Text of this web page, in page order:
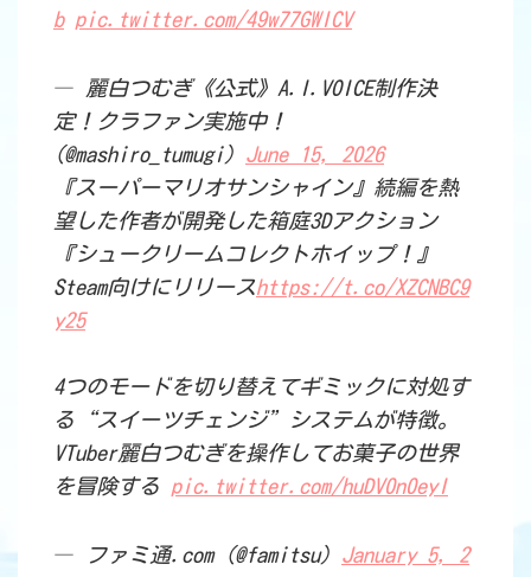
b pic.twitter.com/49w77GWICV
— 麗白つむぎ《公式》A.I.VOICE制作決
定！クラファン実施中！
(@mashiro_tumugi) June 15, 2026
『スーパーマリオサンシャイン』続編を熱
望した作者が開発した箱庭3Dアクション
『シュークリームコレクトホイップ！』
Steam向けにリリースhttps://t.co/XZCNBC9
y25
4つのモードを切り替えてギミックに対処す
る“スイーツチェンジ”システムが特徴。
VTuber麗白つむぎを操作してお菓子の世界
を冒険する pic.twitter.com/huDV0n0eyI
— ファミ通.com (@famitsu) January 5, 2